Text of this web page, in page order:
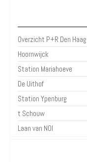
Overzicht P+R Den Haag
Hoornwijck
Station Mariahoeve
De Uithof
Station Ypenburg
t Schouw
Laan van NOI